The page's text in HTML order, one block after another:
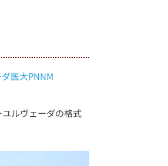
医大PNNM
ルヴェーダの格式